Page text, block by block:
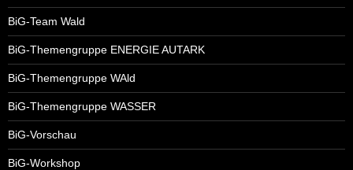
BiG-Team Wald
BiG-Themengruppe ENERGIE AUTARK
BiG-Themengruppe WAld
BiG-Themengruppe WASSER
BiG-Vorschau
BiG-Workshop